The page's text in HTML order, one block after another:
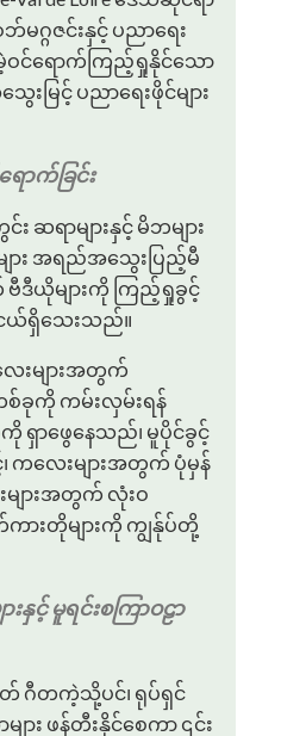
ဘ်မဂ္ဂဇင်းနှင့် ပညာရေး
ဝင်ရောက်ကြည့်ရှုနိုင်သော
မြင့် ပညာရေးဖိုင်များ
ာက်ခြင်း
ဆရာများနှင့် မိဘများ
း အရည်အသွေးပြည့်မီ
ဗီဒီယိုများကို ကြည့်ရှုခွင့်
ငယ်ရှိသေးသည်။
လေးများအတွက်
စ်ခုကို ကမ်းလှမ်းရန်
ကို ရှာဖွေနေသည်၊ မူပိုင်ခွင့်
ကလေးများအတွက် ပုံမှန်
ျားအတွက် လုံးဝ
ားတိုများကို ကျွန်ုပ်တို့
င့် မူရင်းစကြာဝဠာ
ဟုတ် ဂီတကဲ့သို့ပင်၊ ရုပ်ရှင်
ား ဖန်တီးနိုင်စေကာ ၎င်း